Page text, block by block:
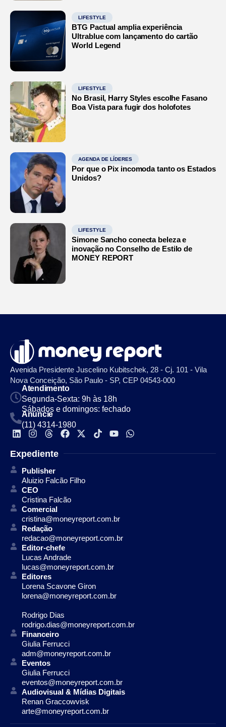
LIFESTYLE
BTG Pactual amplia experiência
Ultrablue com lançamento do cartão
World Legend
LIFESTYLE
No Brasil, Harry Styles escolhe Fasano
Boa Vista para fugir dos holofotes
AGENDA DE LÍDERES
Por que o Pix incomoda tanto os Estados
Unidos?
LIFESTYLE
Simone Sancho conecta beleza e
inovação no Conselho de Estilo de
MONEY REPORT
Avenida Presidente Juscelino Kubitschek, 28 - Cj. 101 - Vila
Nova Conceição, São Paulo - SP, CEP 04543-000
Atendimento
Segunda-Sexta: 9h às 18h
Sábados e domingos: fechado
Anuncie
(11) 4314-1980
Expediente
Publisher
Aluizio Falcão Filho
CEO
Cristina Falcão
Comercial
cristina@moneyreport.com.br
Redação
redacao@moneyreport.com.br
Editor-chefe
Lucas Andrade
lucas@moneyreport.com.br
Editores
Lorena Scavone Giron
lorena@moneyreport.com.br
Rodrigo Dias
rodrigo.dias@moneyreport.com.br
Financeiro
Giulia Ferrucci
adm@moneyreport.com.br
Eventos
Giulia Ferrucci
eventos@moneyreport.com.br
Audiovisual & Mídias Digitais
Renan Graccowvisk
arte@moneyreport.com.br